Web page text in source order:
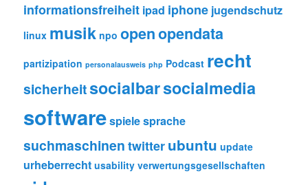
informationsfreiheit ipad iphone jugendschutz
linux musik npo openopendata
partizipation personalausweis php Podcast recht
sicherheitsocialbarsocialmedia
softwarespielesprache
suchmaschinentwitterubuntu update
urheberrecht usability verwertungsgesellschaften